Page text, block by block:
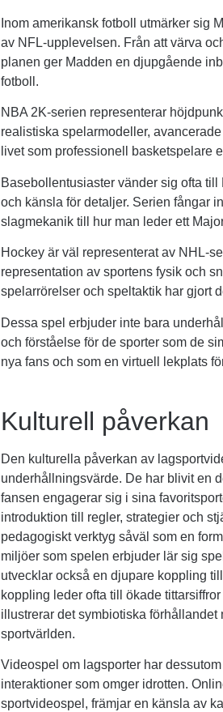
Inom amerikansk fotboll utmärker sig
av NFL-upplevelsen. Från att värva
planen ger Madden en djupgående
fotboll.
NBA 2K-serien representerar
realistiska spelarmodeller,
livet som professionell basketspelare
Basebollentusiaster vänder sig ofta
och känsla för detaljer. Serien fångar
slagmekanik till hur man leder ett
Hockey är väl representerat av NHL-
representation av sportens fysik och
spelarrörelser och speltaktik har gjort
Dessa spel erbjuder inte bara
och förståelse för de sporter som de
nya fans och som en virtuell lekplats
Kulturell påverkan
Den kulturella påverkan av
underhållningsvärde. De har blivit en
fansen engagerar sig i sina
introduktion till regler, strategier och
pedagogiskt verktyg såväl som en
miljöer som spelen erbjuder lär sig
utvecklar också en djupare koppling
koppling leder ofta till ökade
illustrerar det symbiotiska
sportvärlden.
Videospel om lagsporter har
interaktioner som omger idrotten.
sportvideospel, främjar en känsla av